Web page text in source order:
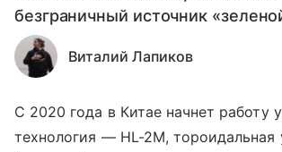
безграничный источник
Виталий Лапиков
С 2020 года в Китае начнет работу
технология — HL-2M, тороидальная